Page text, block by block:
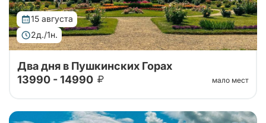
15 августа
2д./1н.
Два дня в Пушкинских Горах
13990 - 14990
мало мест